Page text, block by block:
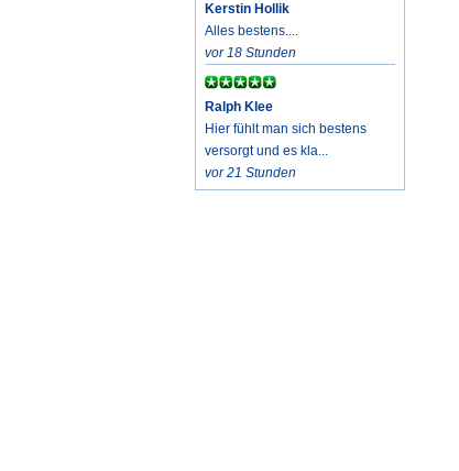
Kerstin Hollik
Alles bestens....
vor 18 Stunden
Ralph Klee
Hier fühlt man sich bestens
versorgt und es kla...
vor 21 Stunden